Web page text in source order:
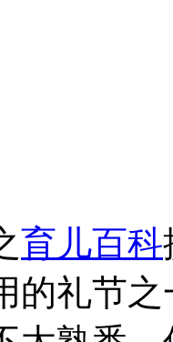
育儿百科
的礼节